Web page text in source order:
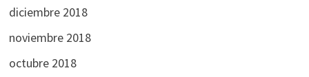
diciembre 2018
noviembre 2018
octubre 2018